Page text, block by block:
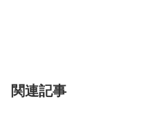
関連記事